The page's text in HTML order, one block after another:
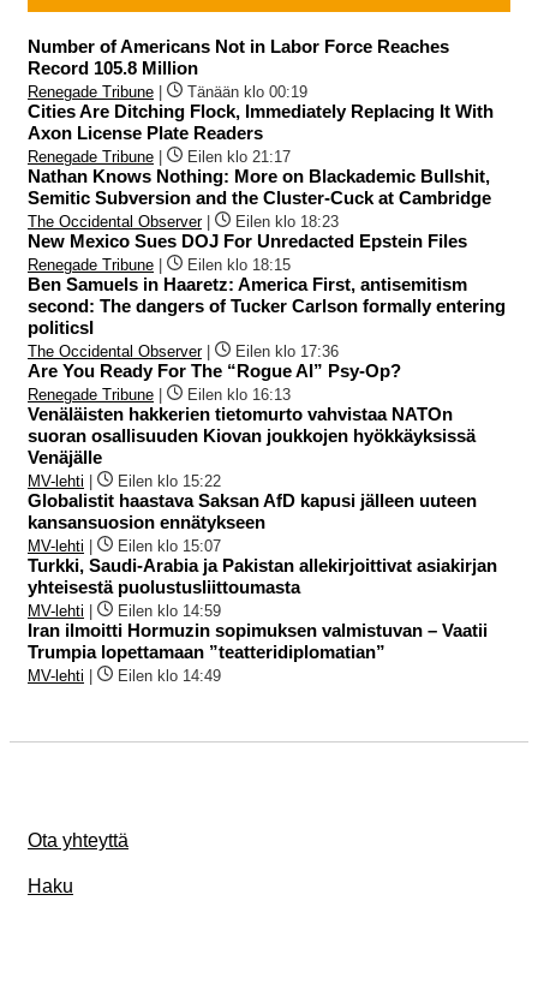
Number of Americans Not in Labor Force Reaches
Record 105.8 Million
Renegade Tribune | Tänään klo 00:19
Cities Are Ditching Flock, Immediately Replacing It With
Axon License Plate Readers
Renegade Tribune | Eilen klo 21:17
Nathan Knows Nothing: More on Blackademic Bullshit,
Semitic Subversion and the Cluster-Cuck at Cambridge
The Occidental Observer| Eilen klo 18:23
New Mexico Sues DOJ For Unredacted Epstein Files
Renegade Tribune | Eilen klo 18:15
Ben Samuels in Haaretz: America First, antisemitism
second: The dangers of Tucker Carlson formally entering
politicsI
The Occidental Observer| Eilen klo 17:36
Are You Ready For The “Rogue AI” Psy-Op?
Renegade Tribune | Eilen klo 16:13
Venäläisten hakkerien tietomurto vahvistaa NATOn
suoran osallisuuden Kiovan joukkojen hyökkäyksissä
Venäjälle
MV-lehti | Eilen klo 15:22
Globalistit haastava Saksan AfD kapusi jälleen uuteen
kansansuosion ennätykseen
MV-lehti | Eilen klo 15:07
Turkki, Saudi-Arabia ja Pakistan allekirjoittivat asiakirjan
yhteisestä puolustusliittoumasta
MV-lehti | Eilen klo 14:59
Iran ilmoitti Hormuzin sopimuksen valmistuvan – Vaatii
Trumpia lopettamaan ”teatteridiplomatian”
MV-lehti | Eilen klo 14:49
Ota yhteyttä
Haku